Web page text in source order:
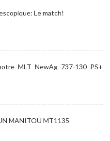
Le match!
MLT NewAg 737-130 PS+
MANITOU MT1135